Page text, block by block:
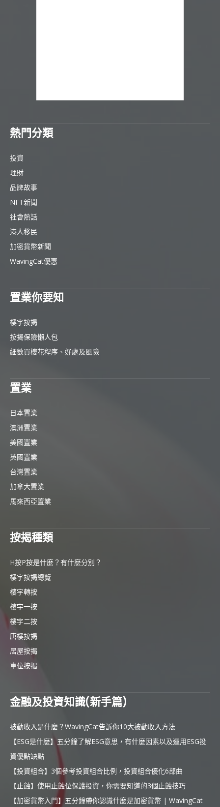
熱門分類
投資
理財
品牌故事
NFT新聞
社會熱話
港人移民
加密貨幣新聞
WavingCat優惠
置業你要知
樓宇按揭
按揭保險懶人包
細數買樓花程序、好處及風險
置業
日本置業
澳洲置業
美國置業
英國置業
台灣置業
加拿大置業
馬來西亞置業
按揭種類
H按P按是什麼？有什麼分別？
樓宇按揭總覽
樓宇轉按
樓宇一按
樓宇二按
唐樓按揭
居屋按揭
車位按揭
金融及投資知識(新手篇)
被動收入是什麼？WavingCat告訴你10大被動收入方法
【ESG是什麼】五分鐘了解ESG意思，有什麼因素以及運用ESG投
資優點缺點
【投資組合】3個參考投資組合比例，投資組合優化6部曲
【止蝕】使用止蝕位保護投資，你需要知道的3個止蝕技巧
【加密貨幣入門】五分鐘帶你認識什麼是加密貨幣 | WavingCat